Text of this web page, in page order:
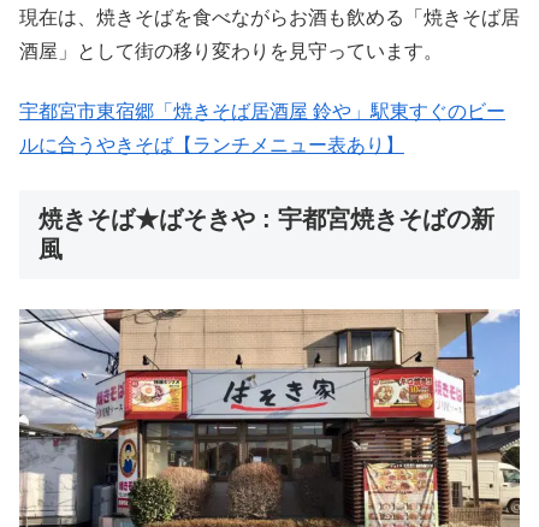
現在は、焼きそばを食べながらお酒も飲める「焼きそば居
酒屋」として街の移り変わりを見守っています。
宇都宮市東宿郷「焼きそば居酒屋 鈴や」駅東すぐのビー
ルに合うやきそば【ランチメニュー表あり】
焼きそば★ばそきや : 宇都宮焼きそばの新
風